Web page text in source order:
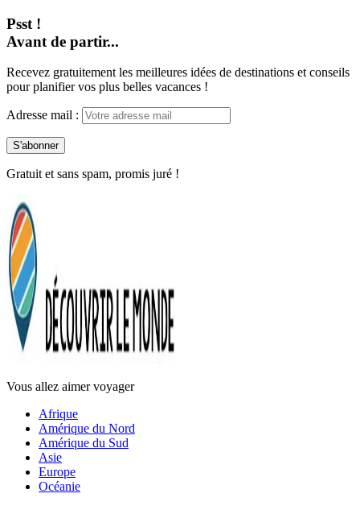
Psst !
Avant de partir...
Recevez gratuitement les meilleures idées de destinations et conseils
pour planifier vos plus belles vacances !
Adresse mail :
Gratuit et sans spam, promis juré !
Vous allez aimer voyager
Afrique
Amérique du Nord
Amérique du Sud
Asie
Europe
Océanie